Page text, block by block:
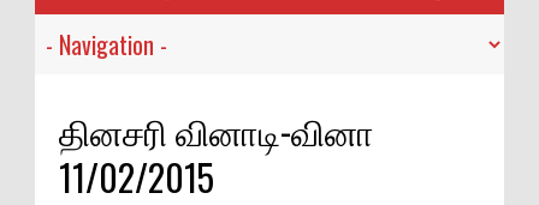
தினசரி வினாடி-வினா
11/02/2015